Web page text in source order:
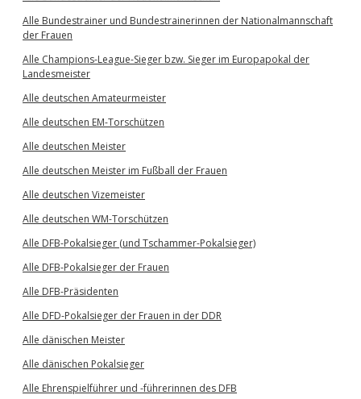
Alle Bundestrainer und Bundestrainerinnen der Nationalmannschaft
der Frauen
Alle Champions-League-Sieger bzw. Sieger im Europapokal der
Landesmeister
Alle deutschen Amateurmeister
Alle deutschen EM-Torschützen
Alle deutschen Meister
Alle deutschen Meister im Fußball der Frauen
Alle deutschen Vizemeister
Alle deutschen WM-Torschützen
Alle DFB-Pokalsieger (und Tschammer-Pokalsieger)
Alle DFB-Pokalsieger der Frauen
Alle DFB-Präsidenten
Alle DFD-Pokalsieger der Frauen in der DDR
Alle dänischen Meister
Alle dänischen Pokalsieger
Alle Ehrenspielführer und -führerinnen des DFB